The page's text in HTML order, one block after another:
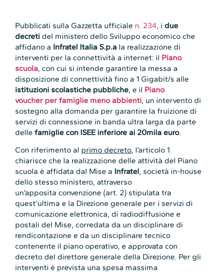
Pubblicati sulla Gazzetta ufficiale n. 234, idue
decreti del ministero dello Sviluppo economico che
affidano a Infratel Italia S.p.a la realizzazione di
interventi per la connettività a internet: il Piano
scuola, con cui si intende garantire la messa a
disposizione di connettività fino a 1 Gigabit/s alle
istituzioni scolastiche pubbliche, e il Piano
voucher per famiglie meno abbienti, un intervento di
sostegno alla domanda per garantire la fruizione di
servizi di connessione in banda ultra larga da parte
dellefamiglie con ISEE inferiore ai 20mila euro.
Con riferimento al primo decreto, l’articolo 1
chiarisce che la realizzazione delle attività del Piano
scuola è affidata dal Mise a Infratel, società in-house
dello stesso ministero, attraverso
un’apposita convenzione (art. 2) stipulata tra
quest’ultima e la Direzione generale per i servizi di
comunicazione elettronica, di radiodiffusione e
postali del Mise, corredata da un disciplinare di
rendicontazione e da un disciplinare tecnico
contenente il piano operativo, e approvata con
decreto del direttore generale della Direzione. Per gli
interventi è prevista una spesa massima